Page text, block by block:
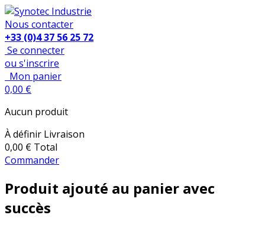
Nous contacter
+33 (0)4 37 56 25 72
Se connecter
ou s'inscrire
Mon panier
0,00 €
Aucun produit
À définir Livraison
0,00 € Total
Commander
Produit ajouté au panier avec
succès